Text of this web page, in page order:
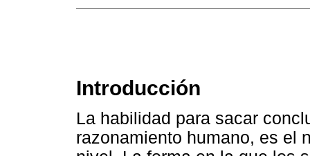
Introducción
La habilidad para sacar
razonamiento humano, es el